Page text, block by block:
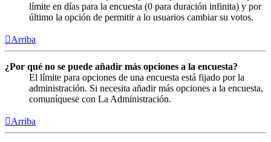
límite en días para la encuesta (0 para duración infinita) y por
último la opción de permitir a lo usuarios cambiar su votos.
Arriba
¿Por qué no se puede añadir más opciones a la encuesta?
El límite para opciones de una encuesta está fijado por la
administración. Si necesita añadir más opciones a la encuesta,
comuníquese con La Administración.
Arriba